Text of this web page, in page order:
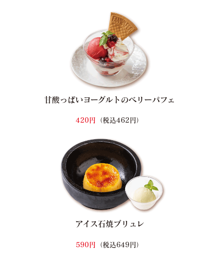
甘酸っぱいヨーグルトのベリーパフェ
420円 （税込462円）
アイス石焼ブリュレ
590円 （税込649円）